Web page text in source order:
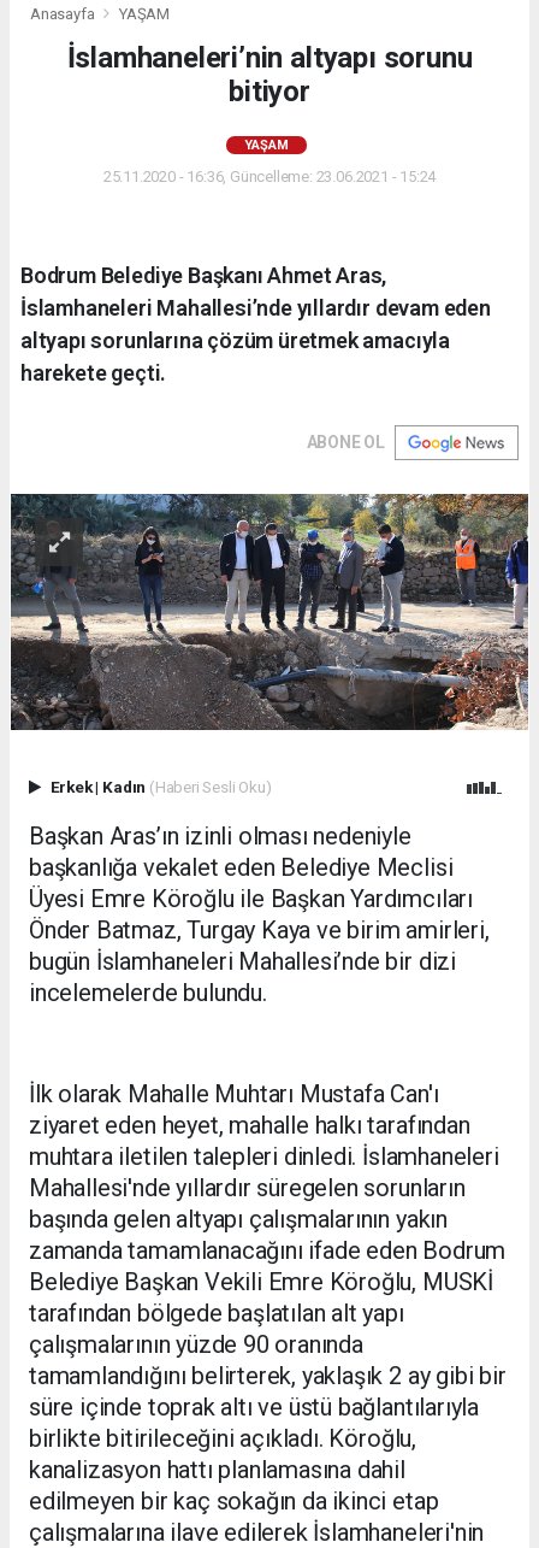
Anasayfa YAŞAM
İslamhaneleri’nin altyapı sorunu
bitiyor
YAŞAM
25.11.2020 - 16:36, Güncelleme: 23.06.2021 - 15:24
Bodrum Belediye Başkanı Ahmet Aras,
İslamhaneleri Mahallesi’nde yıllardır devam eden
altyapı sorunlarına çözüm üretmek amacıyla
harekete geçti.
ABONE OL
Erkek| Kadın (Haberi Sesli Oku)
Başkan Aras’ın izinli olması nedeniyle
başkanlığa vekalet eden Belediye Meclisi
Üyesi Emre Köroğlu ile Başkan Yardımcıları
Önder Batmaz, Turgay Kaya ve birim amirleri,
bugün İslamhaneleri Mahallesi’nde bir dizi
incelemelerde bulundu.
İlk olarak Mahalle Muhtarı Mustafa Can'ı
ziyaret eden heyet, mahalle halkı tarafından
muhtara iletilen talepleri dinledi. İslamhaneleri
Mahallesi'nde yıllardır süregelen sorunların
başında gelen altyapı çalışmalarının yakın
zamanda tamamlanacağını ifade eden Bodrum
Belediye Başkan Vekili Emre Köroğlu, MUSKİ
tarafından bölgede başlatılan alt yapı
çalışmalarının yüzde 90 oranında
tamamlandığını belirterek, yaklaşık 2 ay gibi bir
süre içinde toprak altı ve üstü bağlantılarıyla
birlikte bitirileceğini açıkladı. Köroğlu,
kanalizasyon hattı planlamasına dahil
edilmeyen bir kaç sokağın da ikinci etap
çalışmalarına ilave edilerek İslamhaneleri'nin